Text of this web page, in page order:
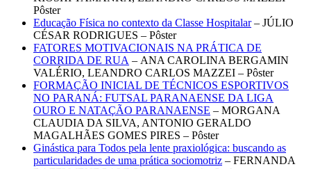
Pôster
Educação Física no contexto da Classe Hospitalar– JÚLIO
CÉSAR RODRIGUES – Pôster
FATORES MOTIVACIONAIS NA PRÁTICA DE
CORRIDA DE RUA – ANA CAROLINA BERGAMIN
VALÉRIO, LEANDRO CARLOS MAZZEI – Pôster
FORMAÇÃO INICIAL DE TÉCNICOS ESPORTIVOS
NO PARANÁ: FUTSAL PARANAENSE DA LIGA
OURO E NATAÇÃO PARANAENSE – MORGANA
CLAUDIA DA SILVA, ANTONIO GERALDO
MAGALHÃES GOMES PIRES – Pôster
Ginástica para Todos pela lente praxiológica: buscando as
particularidades de uma prática sociomotriz – FERNANDA